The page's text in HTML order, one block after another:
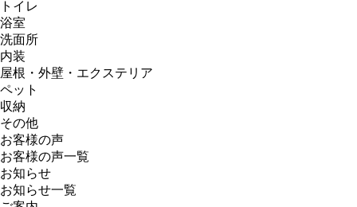
トイレ
浴室
洗面所
内装
屋根・外壁・エクステリア
ペット
収納
その他
お客様の声
お客様の声一覧
お知らせ
お知らせ一覧